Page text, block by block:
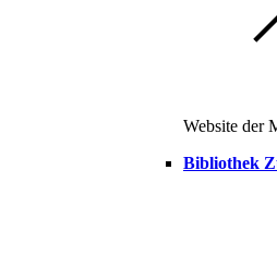
Website der
Bibliothek